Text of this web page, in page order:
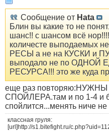
Сообщение от Hata
Блин вы какие то не
шанс!! с шансом всё
количесте выподаемых
РЕСЫ а не на КУСКИ и
выподало не по ОДНОЙ
РЕСУРСА!!! это же куда
еще раз
СПОЙЛЕРА.там и по 1-4 и
спойлится...менять ниче
классная груля:
[url]http://s1.bitefight.ru/